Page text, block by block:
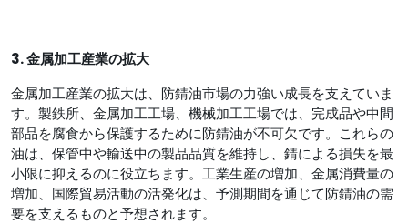
3. 金属加工産業の拡大
金属加工産業の拡大は、防錆油市場の力強い成長を支えていま
す。製鉄所、金属加工工場、機械加工工場では、完成品や中間
部品を腐食から保護するために防錆油が不可欠です。これらの
油は、保管中や輸送中の製品品質を維持し、錆による損失を最
小限に抑えるのに役立ちます。工業生産の増加、金属消費量の
増加、国際貿易活動の活発化は、予測期間を通じて防錆油の需
要を支えるものと予想されます。